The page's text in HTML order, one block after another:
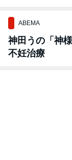
ABEMA
神田うの「神
不妊治療